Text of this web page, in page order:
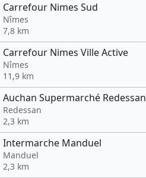
Carrefour Nimes Sud
Nîmes
7,8 km
Carrefour Nimes Ville Active
Nîmes
11,9 km
Auchan Supermarché Redessan
Redessan
2,3 km
Intermarche Manduel
Manduel
2,3 km